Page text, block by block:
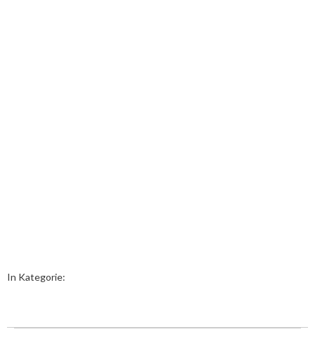
In Kategorie: